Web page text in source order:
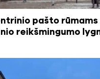
pašto rūmams
reikšmingumo